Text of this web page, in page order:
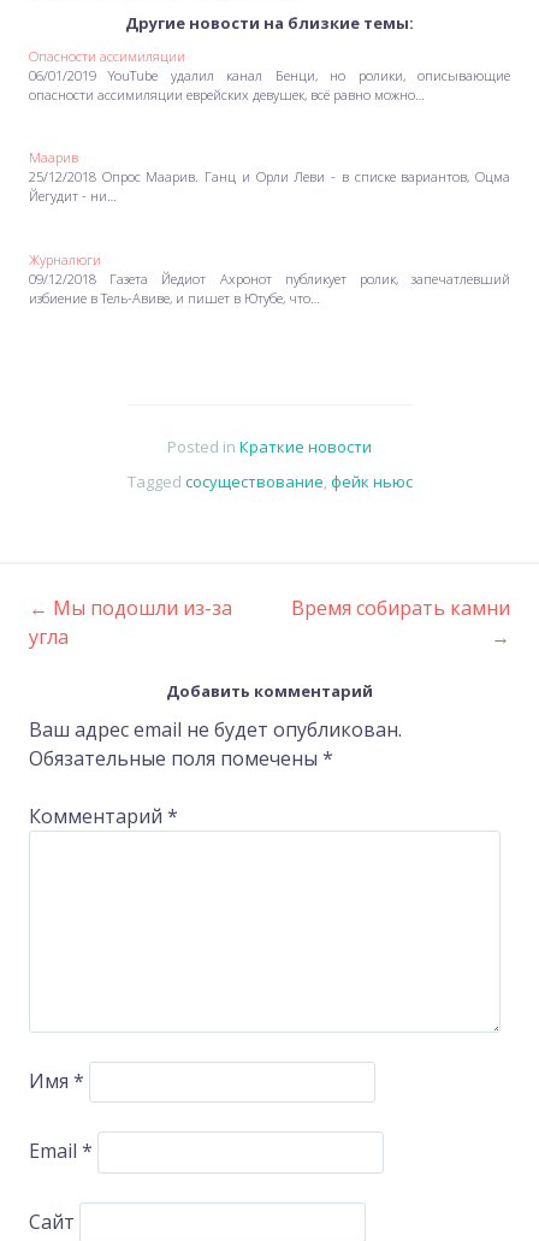
Другие новости на близкие темы:
Опасности ассимиляции
06/01/2019 YouTube удалил канал Бенци, но ролики, описывающие
опасности ассимиляции еврейских девушек, всё равно можно…
Маарив
25/12/2018 Опрос Маарив. Ганц и Орли Леви - в списке вариантов, Оцма
Йегудит - ни…
Журналюги
09/12/2018 Газета Йедиот Ахронот публикует ролик, запечатлевший
избиение в Тель-Авиве, и пишет в Ютубе, что…
Posted in Краткие новости
Tagged сосуществование фейк ньюс
Post
navigation
← Мы подошли из-за
угла
Время собирать камни
→
Добавить комментарий
Ваш адрес email не будет опубликован.
Обязательные поля помечены *
Комментарий *
Имя *
Email *
Сайт